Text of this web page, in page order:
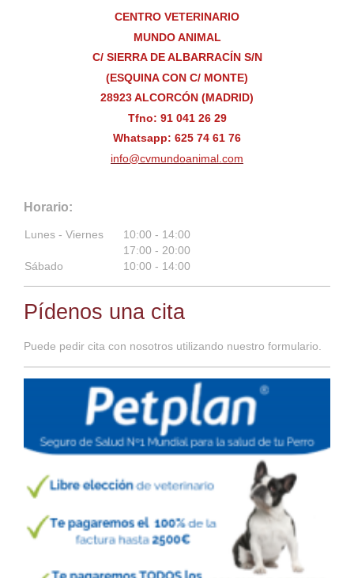
CENTRO VETERINARIO
MUNDO ANIMAL
C/ SIERRA DE ALBARRACÍN S/N
(ESQUINA CON C/ MONTE)
28923 ALCORCÓN (MADRID)
Tfno: 91 041 26 29
Whatsapp: 625 74 61 76
info@cvmundoanimal.com
Horario:
Lunes - Viernes 10:00 - 14:00
17:00 - 20:00
Sábado
10:00 - 14:00
Pídenos una cita
Puede pedir cita con nosotros utilizando nuestro formulario.